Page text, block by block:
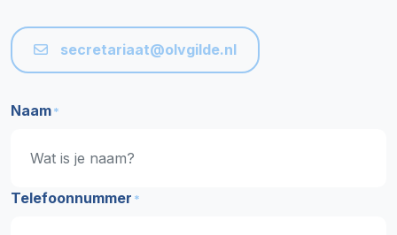
secretariaat@olvgilde.nl
Naam*
Telefoonnummer *